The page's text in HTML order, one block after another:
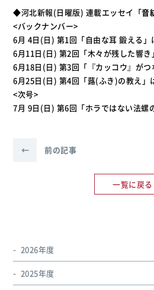
◆河北新報(日曜版) 連載エッセイ「音
<バックナンバー>
6月 4日(日) 第1回「自由な耳 鍛える」
6月11日(日) 第2回「木々が残した響き
6月18日(日) 第3回「『カッコウ』がつ
6月25日(日) 第4回「蕗(ふき)の教え」
<次号>
7月 9日(日) 第6回「ホラではない法螺
← 前の記事
一覧に戻る
2026年度
2025年度